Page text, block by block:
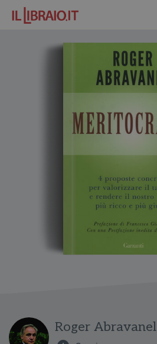
Roger Abravanel